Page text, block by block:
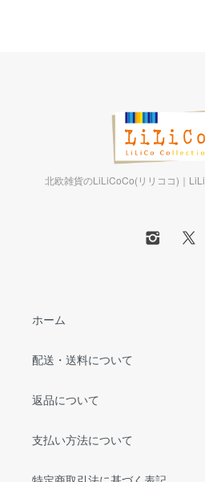
北欧雑貨のLiLiCoCo(リリココ)｜
ホーム
配送・送料について
返品について
支払い方法について